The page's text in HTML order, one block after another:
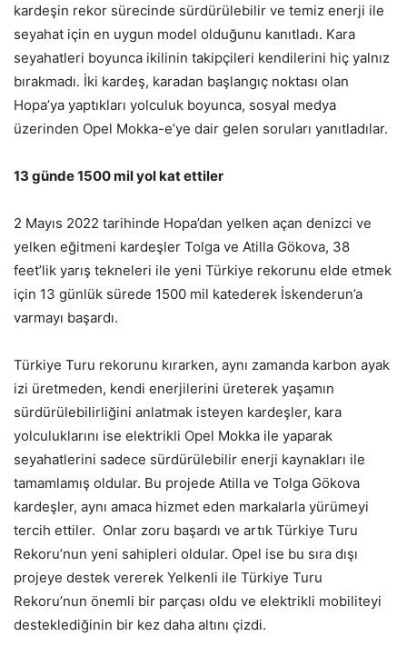
kardeşin rekor sürecinde sürdürülebilir ve temiz enerji ile
seyahat için en uygun model olduğunu kanıtladı. Kara
seyahatleri boyunca ikilinin takipçileri kendilerini hiç yalnız
bırakmadı. İki kardeş, karadan başlangıç noktası olan
Hopa’ya yaptıkları yolculuk boyunca, sosyal medya
üzerinden Opel Mokka-e’ye dair gelen soruları yanıtladılar.
13 günde 1500 mil yol kat ettiler
2 Mayıs 2022 tarihinde Hopa’dan yelken açan denizci ve
yelken eğitmeni kardeşler Tolga ve Atilla Gökova, 38
feet’lik yarış tekneleri ile yeni Türkiye rekorunu elde etmek
için 13 günlük sürede 1500 mil katederek İskenderun’a
varmayı başardı.
Türkiye Turu rekorunu kırarken, aynı zamanda karbon ayak
izi üretmeden, kendi enerjilerini üreterek yaşamın
sürdürülebilirliğini anlatmak isteyen kardeşler, kara
yolculuklarını ise elektrikli Opel Mokka ile yaparak
seyahatlerini sadece sürdürülebilir enerji kaynakları ile
tamamlamış oldular. Bu projede Atilla ve Tolga Gökova
kardeşler, aynı amaca hizmet eden markalarla yürümeyi
tercih ettiler. Onlar zoru başardı ve artık Türkiye Turu
Rekoru’nun yeni sahipleri oldular. Opel ise bu sıra dışı
projeye destek vererek Yelkenli ile Türkiye Turu
Rekoru’nun önemli bir parçası oldu ve elektrikli mobiliteyi
desteklediğinin bir kez daha altını çizdi.